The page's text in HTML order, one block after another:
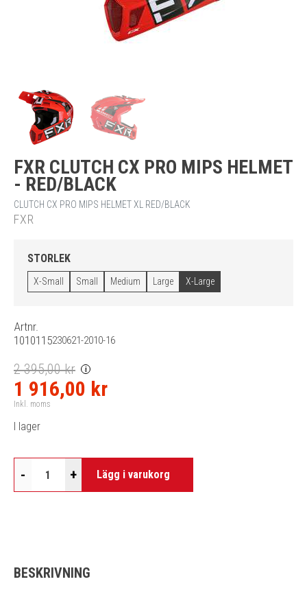
FXR CLUTCH CX PRO MIPS HELMET
- RED/BLACK
CLUTCH CX PRO MIPS HELMET XL RED/BLACK
FXR
STORLEK
X-Small Small Medium Large X-Large
Artnr.
1010115230621-2010-16
2 395,00 kr i
1 916,00 kr
Inkl. moms
I lager
- + Lägg i varukorg
BESKRIVNING